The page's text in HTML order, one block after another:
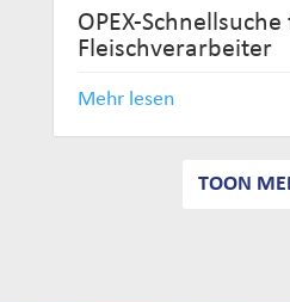
OPEX-
Fleischverarbeiter
Mehr lesen
TOON